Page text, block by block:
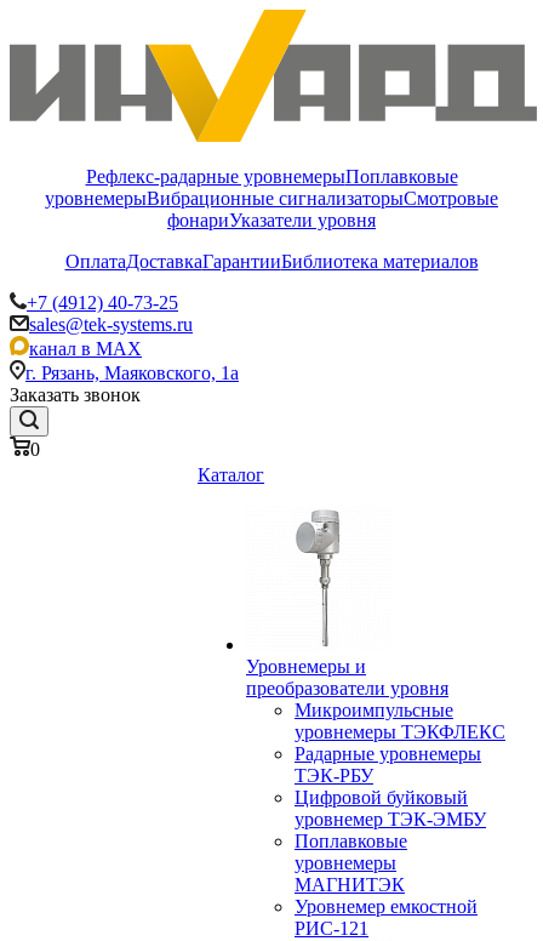
Рефлекс-радарные уровнемерыПоплавковые
уровнемерыВибрационные сигнализаторыСмотровые
фонариУказатели уровня
ОплатаДоставкаГарантииБиблиотека материалов
+7 (4912) 40-73-25
sales@tek-systems.ru
канал в MAX
г. Рязань, Маяковского, 1а
Заказать звонок
0
Каталог
Уровнемеры и
преобразователи уровня
Микроимпульсные
уровнемеры ТЭКФЛЕКС
Радарные уровнемеры
ТЭК-РБУ
Цифровой буйковый
уровнемер ТЭК-ЭМБУ
Поплавковые
уровнемеры
МАГНИТЭК
Уровнемер емкостной
РИС-121